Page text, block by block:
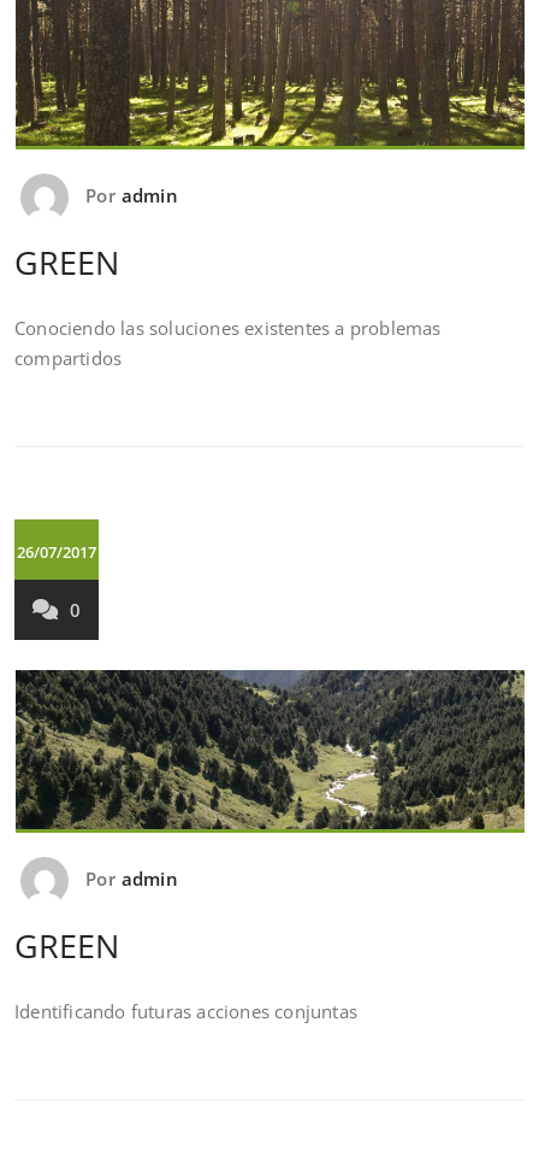
Por admin
GREEN
Conociendo las soluciones existentes a problemas
compartidos
26/07/2017
0
Por admin
GREEN
Identificando futuras acciones conjuntas